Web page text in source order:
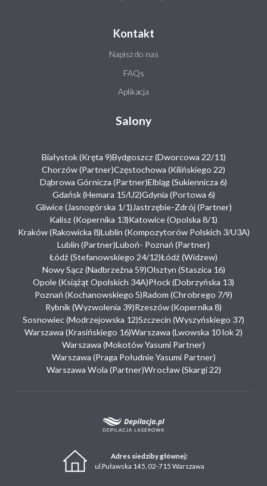
Kontakt
Napisz do nas
FAQs
Aplikacja
Salony
Białystok (Kręta 9)Bydgoszcz (Dworcowa 22/11)
Chorzów (Partner)Częstochowa (Kilińskiego 22)
Dąbrowa Górnicza (Partner)Elbląg (Sukiennicza 6)
Gdańsk (Hemara 15/U2)Gdynia (Portowa 6)
Gliwice (Jasnogórska 1/1) Jastrzębie-Zdrój (Partner)
Kalisz (Kopernika 13)Katowice (Opolska 8/1)
Kraków (Rakowicka 8)Lublin (Kompozytorów Polskich 3/U3A)
Lublin (Partner)Luboń- Poznań (Partner)
Łódź (Stefanowskiego 24/12)Łódź (Widzew)
Nowy Sącz (Nadbrzeżna 59)Olsztyn (Staszica 16)
Opole (Książąt Opolskich 34A)Płock (Dobrzyńska 13)
Poznań (Kochanowskiego 5)Radom (Chrobrego 7/9)
Rybnik (Wyzwolenia 39)Rzeszów (Kopernika 8)
Sosnowiec (Modrzejowska 12)Szczecin (Wyszyńskiego 37)
Warszawa (Krasińskiego 16)Warszawa (Lwowska 10 lok 2)
Warszawa (Mokotów Yasumi Partner)
Warszawa (Praga Południe Yasumi Partner)
Warszawa Wola (Partner)Wrocław (Skargi 22)
Adres siedziby głównej:
ul.Puławska 145, 02-715 Warszawa